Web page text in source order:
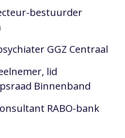
bestuurder
GGZ Centraal
lid
Binnenband
RABO-bank